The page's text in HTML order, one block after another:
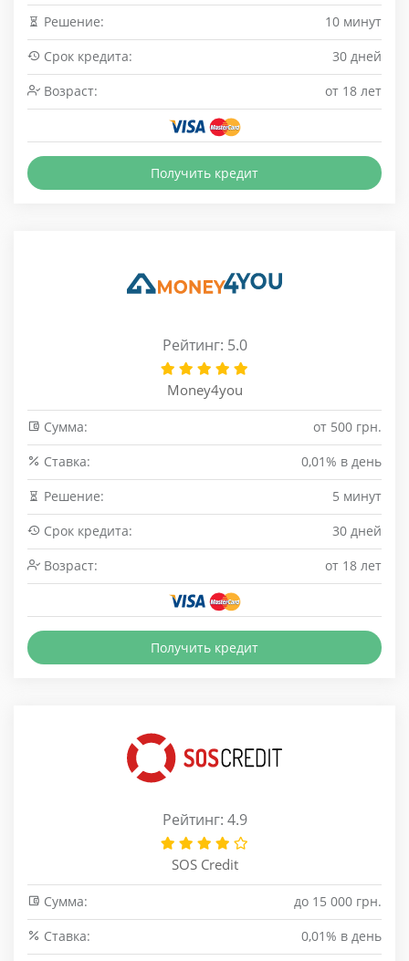
Решение:
10 минут
Срок кредита:
30 дней
Возраст:
от 18 лет
Получить кредит
Рейтинг: 5.0
Money4you
Сумма:
от 500 грн.
Cтавка:
0,01% в день
Решение:
5 минут
Срок кредита:
30 дней
Возраст:
от 18 лет
Получить кредит
Рейтинг: 4.9
SOS Credit
Сумма:
до 15 000 грн.
Cтавка:
0,01% в день